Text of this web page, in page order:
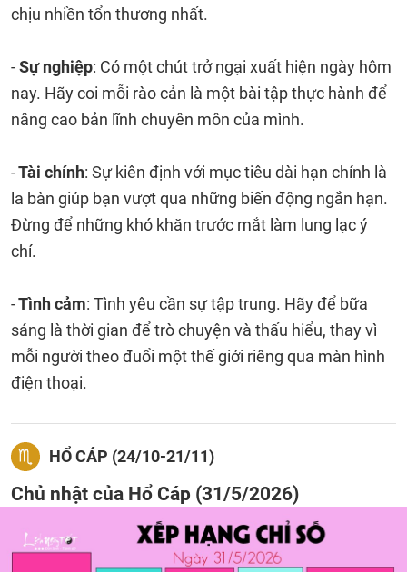
chịu nhiền tổn thương nhất.
-Sự nghiệp: Có một chút trở ngại xuất hiện ngày hôm
nay. Hãy coi mỗi rào cản là một bài tập thực hành để
nâng cao bản lĩnh chuyên môn của mình.
-Tài chính: Sự kiên định với mục tiêu dài hạn chính là
la bàn giúp bạn vượt qua những biến động ngắn hạn.
Đừng để những khó khăn trước mắt làm lung lạc ý
chí.
-Tình cảm: Tình yêu cần sự tập trung. Hãy để bữa
sáng là thời gian để trò chuyện và thấu hiểu, thay vì
mỗi người theo đuổi một thế giới riêng qua màn hình
điện thoại.
HỔ CÁP (24/10-21/11)
Chủ nhật của Hổ Cáp (31/5/2026)